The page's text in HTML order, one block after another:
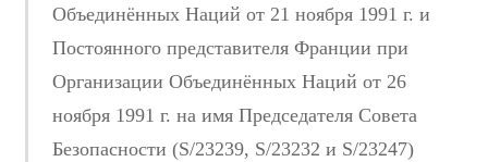
Объединённых Наций от 21 ноября 1991 г. и
Постоянного представителя Франции при
Организации Объединённых Наций от 26
ноября 1991 г. на имя Председателя Совета
Безопасности (S/23239, S/23232 и S/23247)